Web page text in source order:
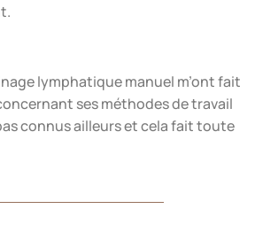
lymphatique manuel m’ont fait
ses méthodes de travail
connus ailleurs et cela fait toute